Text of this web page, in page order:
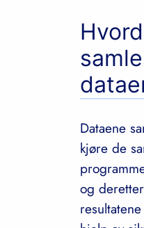
Dataene
kjøre de
og